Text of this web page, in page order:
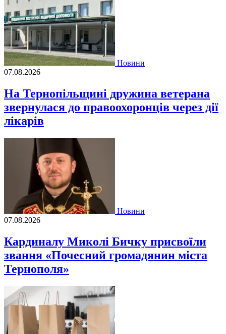
Новини
07.08.2026
На Тернопільщині дружина ветерана
звернулася до правоохоронців через дії
лікарів
Новини
07.08.2026
Кардиналу Миколі Бичку присвоїли
звання «Почесний громадянин міста
Тернополя»